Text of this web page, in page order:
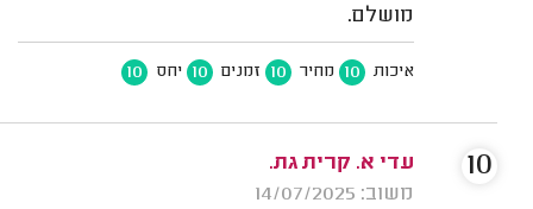
מושלם.
איכות 10 מחיר 10 זמנים 10 יחס 10
עדי א. קרית גת.
משוב: 14/07/2025
10